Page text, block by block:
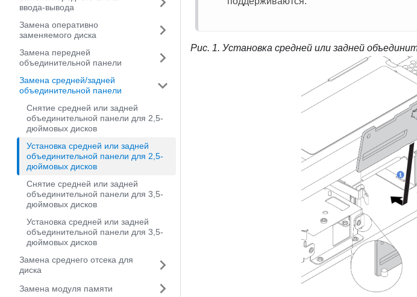
ввода-вывода
Замена оперативно
заменяемого диска
Замена передней
объединительной панели
Замена средней/задней
объединительной панели
Снятие средней или задней
объединительной панели для 2,5-
дюймовых дисков
Установка средней или задней
объединительной панели для 2,5-
дюймовых дисков
Снятие средней или задней
объединительной панели для 3,5-
дюймовых дисков
Установка средней или задней
объединительной панели для 3,5-
дюймовых дисков
Замена среднего отсека для
диска
Замена модуля памяти
Рис. 1. Установка средней или задней